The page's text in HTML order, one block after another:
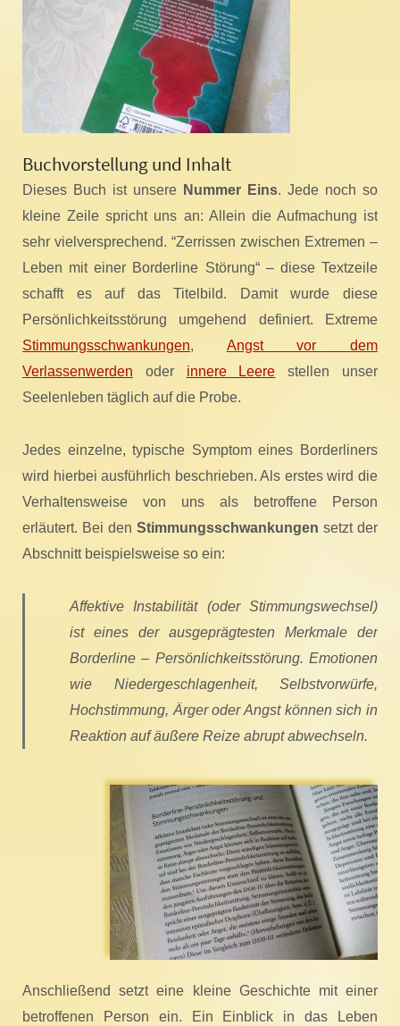
Buchvorstellung und Inhalt
Dieses Buch ist unsere Nummer Eins. Jede noch so
kleine Zeile spricht uns an: Allein die Aufmachung ist
sehr vielversprechend. “Zerrissen zwischen Extremen –
Leben mit einer Borderline Störung“ – diese Textzeile
schafft es auf das Titelbild. Damit wurde diese
Persönlichkeitsstörung umgehend definiert. Extreme
Stimmungsschwankungen, Angst vor dem
Verlassenwerden oder innere Leere stellen unser
Seelenleben täglich auf die Probe.
Jedes einzelne, typische Symptom eines Borderliners
wird hierbei ausführlich beschrieben. Als erstes wird die
Verhaltensweise von uns als betroffene Person
erläutert. Bei den Stimmungsschwankungen setzt der
Abschnitt beispielsweise so ein:
Affektive Instabilität (oder Stimmungswechsel)
ist eines der ausgeprägtesten Merkmale der
Borderline – Persönlichkeitsstörung. Emotionen
wie Niedergeschlagenheit, Selbstvorwürfe,
Hochstimmung, Ärger oder Angst können sich in
Reaktion auf äußere Reize abrupt abwechseln.
Anschließend setzt eine kleine Geschichte mit einer
betroffenen Person ein. Ein Einblick in das Leben